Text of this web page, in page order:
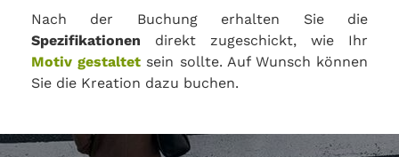
Nach der Buchung erhalten Sie die
Spezifikationen direkt zugeschickt, wie Ihr
Motiv gestaltet sein sollte. Auf Wunsch können
Sie die Kreation dazu buchen.